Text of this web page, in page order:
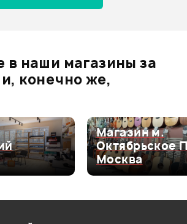
товаре
товаре:
в наши магазины за
конечно же,
Магазин м.
Октябрьское
Москва